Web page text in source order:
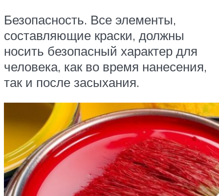
Безопасность. Все элементы,
составляющие краски, должны
носить безопасный характер для
человека, как во время нанесения,
так и после засыхания.